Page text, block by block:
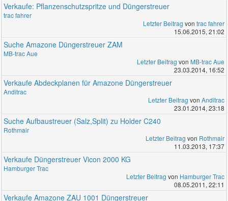
Verkaufe: Pflanzenschutzspritze und Düngerstreuer
trac fahrer
Letzter Beitrag von trac fahrer
15.06.2015, 21:02
Suche Amazone Düngerstreuer ZAM
MB-trac Aue
Letzter Beitrag von MB-trac Aue
23.03.2014, 16:52
Verkaufe Abdeckplanen für Amazone Düngerstreuer
Anditrac
Letzter Beitrag von Anditrac
23.01.2014, 23:18
Suche Aufbaustreuer (Salz,Split) zu Holder C240
Rothmair
Letzter Beitrag von Rothmair
11.03.2013, 17:37
Verkaufe Düngerstreuer Vicon 2000 KG
Hamburger Trac
Letzter Beitrag von Hamburger Trac
08.05.2011, 22:11
Verkaufe Amazone ZAU 1001 Düngerstreuer